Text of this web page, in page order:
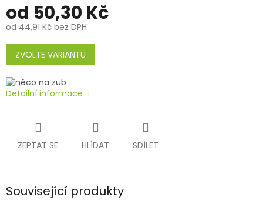
od 50,30 Kč
od 44,91 Kč bez DPH
Měrná
cena:
ZVOLTE VARIANTU
Detailní informace
ZEPTAT SE HLÍDAT SDÍLET
Související produkty